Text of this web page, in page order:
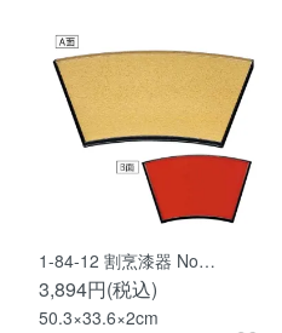
1-84-12 割烹漆器 No…
3,894円(税込)
50.3×33.6×2cm